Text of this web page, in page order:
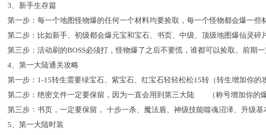
3、新手生存篇
第一步：每一个地图怪物爆的任何一个材料均要捡取，每一个怪物都会爆一些
第二步：比如新手、初级都会爆元宝和宝石、书页、中级、顶级地图爆仙灵
第三步：活动刷的BOSS必须打，怪物爆了之后不要慌，谁都可以捡取。前
4、第一大陆通关攻略
第一步：1-15转生需要绿宝石、紫宝石、红宝石轻轻松松15转（转生增加你的
第二步：绝密文件一定要保留，因为一直会用到第三大陆 （称号增加你的
第三步：书页，一定要保留， 十步一杀、魔法盾、神级技能噬魂沼泽、升级
5、第一大陆时装